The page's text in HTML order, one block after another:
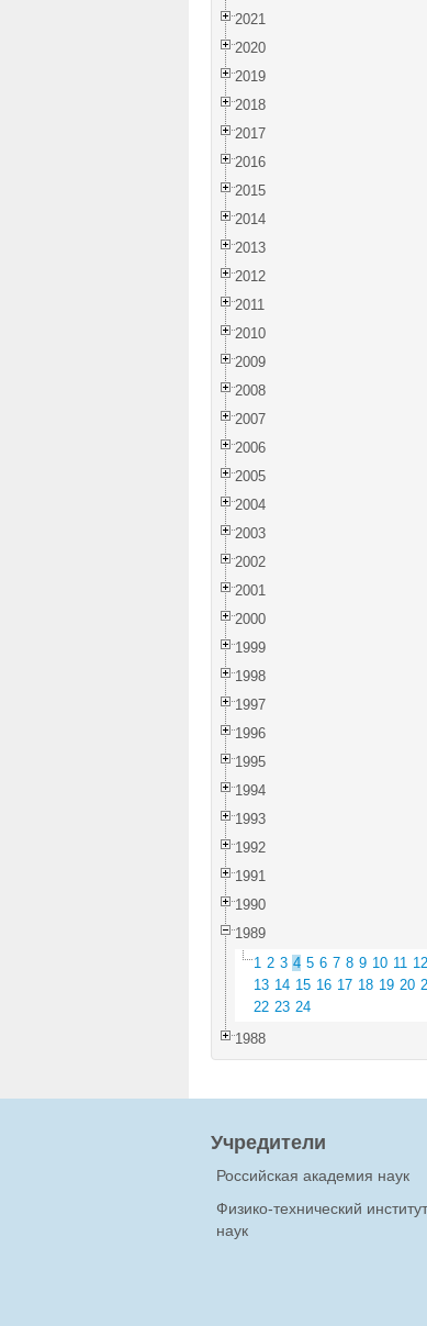
2021
2020
2019
2018
2017
2016
2015
2014
2013
2012
2011
2010
2009
2008
2007
2006
2005
2004
2003
2002
2001
2000
1999
1998
1997
1996
1995
1994
1993
1992
1991
1990
1989
1 2 3 4 5 6 7 8 9 10 11 12
13 14 15 16 17 18 19 20
22 23 24
1988
Учредители
Российская академия наук
Физико-технический
наук